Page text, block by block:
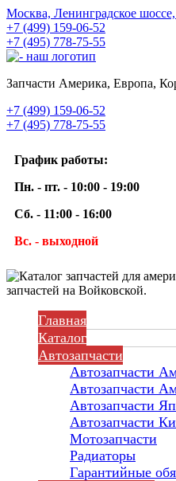
Москва, Ленинградское
+7 (499) 159-06-52
+7 (495) 778-75-55
Запчасти Америка, Европа,
+7 (499) 159-06-52
+7 (495) 778-75-55
График работы:
Пн. - пт. - 10:00 - 19:00
Сб. - 11:00 - 16:00
Вс. - выходной
Главная
Каталог
Автозапчасти
Автозапчасти
Автозапчасти
Автозапчасти
Автозапчасти
Мотозапчасти
Радиаторы
Гарантийные